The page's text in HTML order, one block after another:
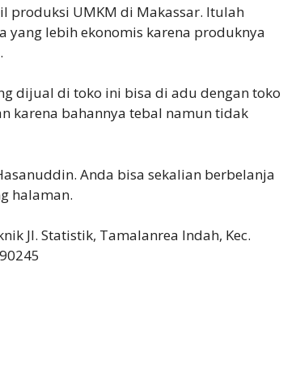
produksi UMKM di Makassar. Itulah
yang lebih ekonomis karena produknya
dijual di toko ini bisa di adu dengan toko
karena bahannya tebal namun tidak
Anda bisa sekalian berbelanja
halaman.
Jl. Statistik, Tamalanrea Indah, Kec.